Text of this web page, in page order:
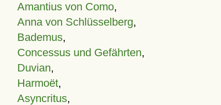
Amantius von Como,
Anna von Schlüsselberg,
Bademus,
Concessus und Gefährten,
Duvian,
Harmoët,
Asyncritus,